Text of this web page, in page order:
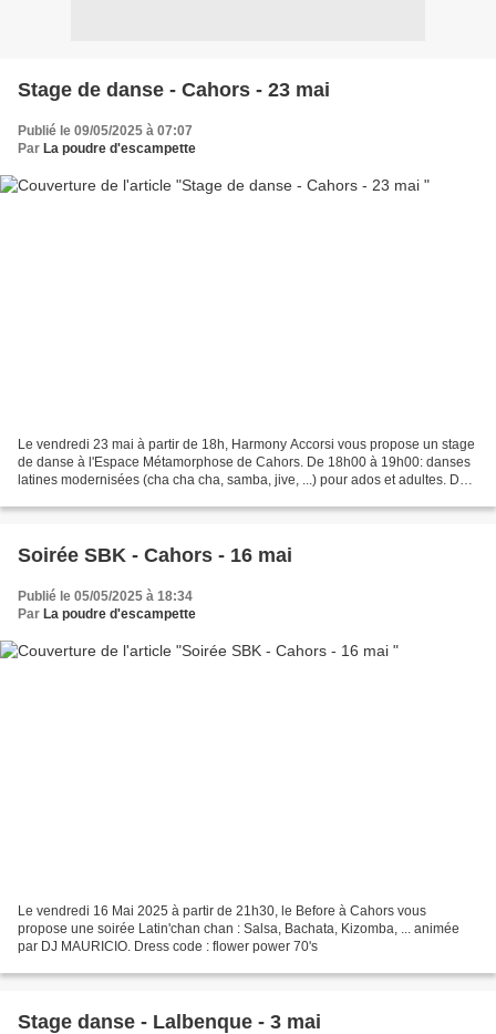
Stage de danse - Cahors - 23 mai
Publié le 09/05/2025 à 07:07
Par La poudre d'escampette
Le vendredi 23 mai à partir de 18h, Harmony Accorsi vous propose un stage
de danse à l'Espace Métamorphose de Cahors. De 18h00 à 19h00: danses
latines modernisées (cha cha cha, samba, jive, ...) pour ados et adultes. De
Soirée SBK - Cahors - 16 mai
Publié le 05/05/2025 à 18:34
Par La poudre d'escampette
Le vendredi 16 Mai 2025 à partir de 21h30, le Before à Cahors vous
propose une soirée Latin'chan chan : Salsa, Bachata, Kizomba, ... animée
par DJ MAURICIO. Dress code : flower power 70's
Stage danse - Lalbenque - 3 mai